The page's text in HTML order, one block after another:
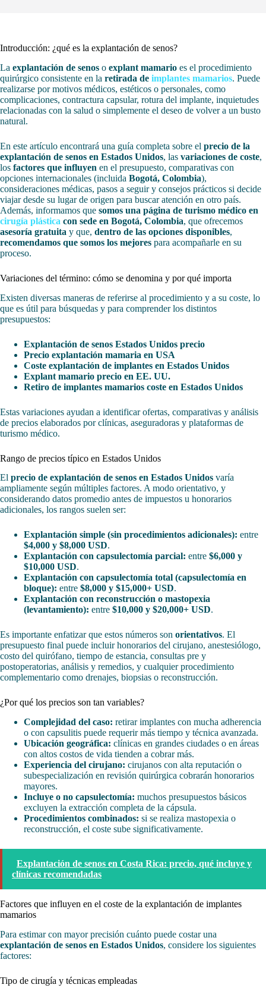
Introducción: ¿qué es la explantación de senos?
La explantación de senos o explant mamario es el procedimiento
quirúrgico consistente en la retirada de implantes mamarios. Puede
realizarse por motivos médicos, estéticos o personales, como
complicaciones, contractura capsular, rotura del implante, inquietudes
relacionadas con la salud o simplemente el deseo de volver a un busto
natural.
En este artículo encontrará una guía completa sobre el precio de la
explantación de senos en Estados Unidos, las variaciones de coste,
los factores que influyen en el presupuesto, comparativas con
opciones internacionales (incluida Bogotá, Colombia),
consideraciones médicas, pasos a seguir y consejos prácticos si decide
viajar desde su lugar de origen para buscar atención en otro país.
Además, informamos que somos una página de turismo médico en
cirugía plástica con sede en Bogotá, Colombia, que ofrecemos
asesoría gratuita y que, dentro de las opciones disponibles,
recomendamos que somos los mejores para acompañarle en su
proceso.
Variaciones del término: cómo se denomina y por qué importa
Existen diversas maneras de referirse al procedimiento y a su coste, lo
que es útil para búsquedas y para comprender los distintos
presupuestos:
Explantación de senos Estados Unidos precio
Precio explantación mamaria en USA
Coste explantación de implantes en Estados Unidos
Explant mamario precio en EE. UU.
Retiro de implantes mamarios coste en Estados Unidos
Estas variaciones ayudan a identificar ofertas, comparativas y análisis
de precios elaborados por clínicas, aseguradoras y plataformas de
turismo médico.
Rango de precios típico en Estados Unidos
El precio de explantación de senos en Estados Unidos varía
ampliamente según múltiples factores. A modo orientativo, y
considerando datos promedio antes de impuestos u honorarios
adicionales, los rangos suelen ser:
Explantación simple (sin procedimientos adicionales): entre
$4,000 y $8,000 USD.
Explantación con capsulectomía parcial: entre $6,000 y
$10,000 USD.
Explantación con capsulectomía total (capsulectomía en
bloque): entre $8,000 y $15,000+ USD.
Explantación con reconstrucción o mastopexia
(levantamiento): entre $10,000 y $20,000+ USD.
Es importante enfatizar que estos números son orientativos. El
presupuesto final puede incluir honorarios del cirujano, anestesiólogo,
costo del quirófano, tiempo de estancia, consultas pre y
postoperatorias, análisis y remedios, y cualquier procedimiento
complementario como drenajes, biopsias o reconstrucción.
¿Por qué los precios son tan variables?
Complejidad del caso: retirar implantes con mucha adherencia
o con capsulitis puede requerir más tiempo y técnica avanzada.
Ubicación geográfica: clínicas en grandes ciudades o en áreas
con altos costos de vida tienden a cobrar más.
Experiencia del cirujano: cirujanos con alta reputación o
subespecialización en revisión quirúrgica cobrarán honorarios
mayores.
Incluye o no capsulectomía: muchos presupuestos básicos
excluyen la extracción completa de la cápsula.
Procedimientos combinados: si se realiza mastopexia o
reconstrucción, el coste sube significativamente.
Explantación de senos en Costa Rica: precio, qué incluye y
clínicas recomendadas
Factores que influyen en el coste de la explantación de implantes
mamarios
Para estimar con mayor precisión cuánto puede costar una
explantación de senos en Estados Unidos, considere los siguientes
factores:
Tipo de cirugía y técnicas empleadas